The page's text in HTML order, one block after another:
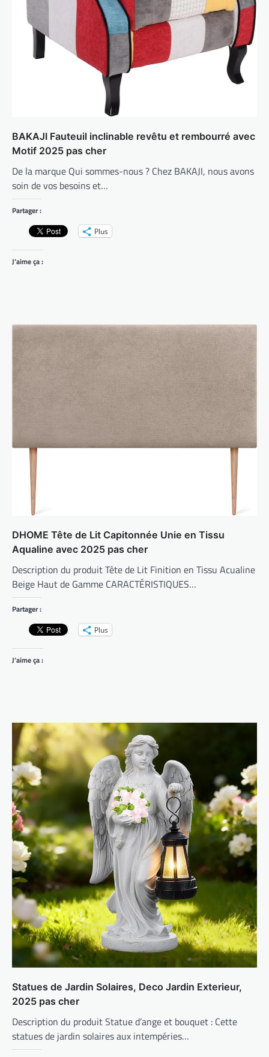
BAKAJI Fauteuil inclinable revêtu et rembourré avec
Motif 2025 pas cher
De la marque Qui sommes-nous ? Chez BAKAJI, nous avons
soin de vos besoins et…
Partager :
Plus
J’aime ça :
DHOME Tête de Lit Capitonnée Unie en Tissu
Aqualine avec 2025 pas cher
Description du produit Tête de Lit Finition en Tissu Acualine
Beige Haut de Gamme CARACTÉRISTIQUES…
Partager :
Plus
J’aime ça :
Statues de Jardin Solaires, Deco Jardin Exterieur,
2025 pas cher
Description du produit Statue d’ange et bouquet : Cette
statues de jardin solaires aux intempéries…